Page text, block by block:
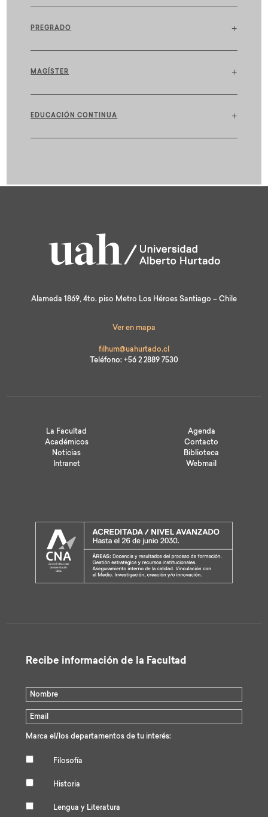
PREGRADO +
MAGÍSTER +
EDUCACIÓN CONTINUA +
Alameda 1869, 4to. piso Metro Los Héroes Santiago – Chile
Ver en mapa
filhum@uahurtado.cl
Teléfono: +56 2 2889 7530
La Facultad
Académicos
Noticias
Intranet
Agenda
Contacto
Biblioteca
Webmail
Recibe información de la Facultad
Marca el/los departamentos de tu interés:
Filosofía
Historia
Lengua y Literatura